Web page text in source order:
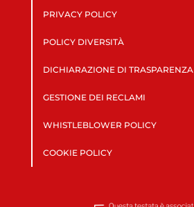
PRIVACY POLICY
POLICY DIVERSITÀ
DICHIARAZIONE DI TRASPARENZA
GESTIONE DEI RECLAMI
WHISTLEBLOWER POLICY
COOKIE POLICY